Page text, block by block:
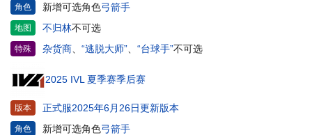
角色 新增可选角色弓箭手
地图 不归林不可选
特殊 杂货商 “逃脱大师” “台球手”不可选
2025 IVL 夏季赛季后赛
版本 正式服2025年6月26日更新版本
角色 新增可选角色弓箭手